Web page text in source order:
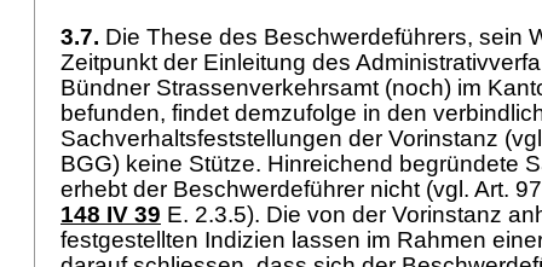
3.7. Die These des Beschwerdeführers, sein
Zeitpunkt der Einleitung des
Bündner Strassenverkehrsamt (noch) im
befunden, findet demzufolge in den
Sachverhaltsfeststellungen der Vorinstanz
BGG) keine Stütze. Hinreichend begründete
erhebt der Beschwerdeführer nicht (vgl. Art.
148 IV 39 E. 2.3.5). Die von der Vorinstanz
festgestellten Indizien lassen im Rahmen